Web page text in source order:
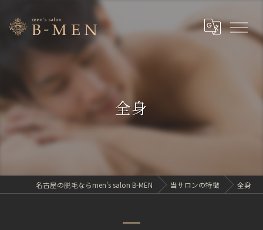
全身
名古屋の脱毛ならmen's salon B-MEN 当サロンの特徴 全身